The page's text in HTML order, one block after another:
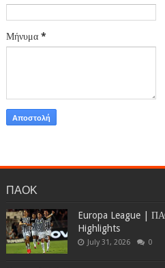
Μήνυμα *
ΠΑΟΚ
Europa League |
Highlights
July 31, 2026 0